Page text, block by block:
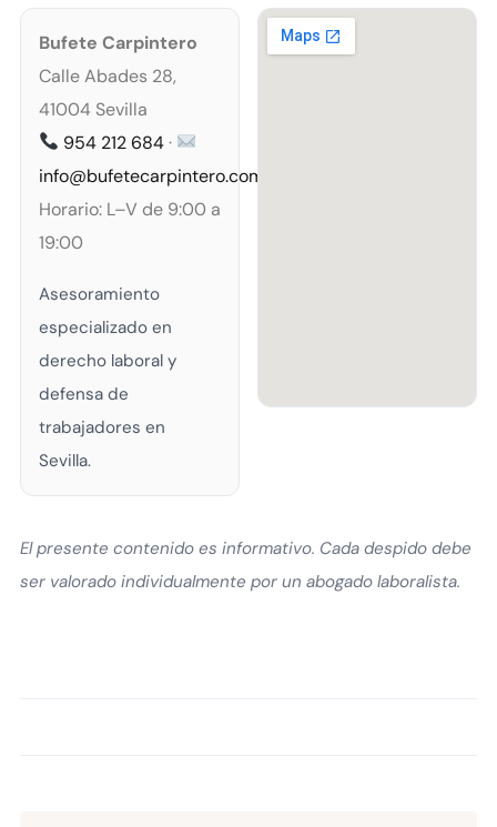
Bufete Carpintero
Calle Abades 28,
41004 Sevilla
954 212 684·
info@bufetecarpintero.com
Horario: L–V de 9:00 a
19:00
Asesoramiento
especializado en
derecho laboral y
defensa de
trabajadores en
Sevilla.
El presente contenido es informativo. Cada despido debe
ser valorado individualmente por un abogado laboralista.